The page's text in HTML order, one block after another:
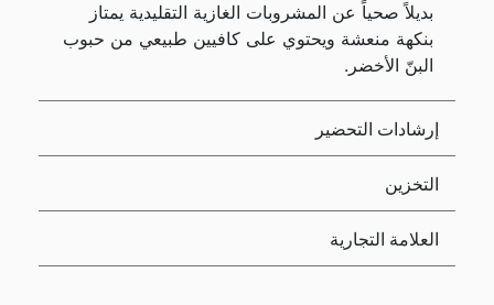
بديلاً صحياً عن المشروبات الغازية التقليدية يمتاز
بنكهة منعشة ويحتوي على كافيين طبيعي من حبوب
البنّ الأخضر.
إرشادات التحضير
التخزين
العلامة التجارية